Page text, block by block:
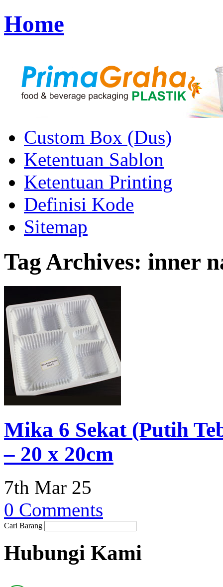
Home
Custom Box (Dus)
Ketentuan Sablon
Ketentuan Printing
Definisi Kode
Sitemap
Tag Archives: inner
Mika 6 Sekat (Putih
– 20 x 20cm
7th Mar 25
0 Comments
Cari Barang
Hubungi Kami